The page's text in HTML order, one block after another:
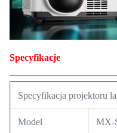
Specyfikacje
Specyfikacja projektoru
Model MX-